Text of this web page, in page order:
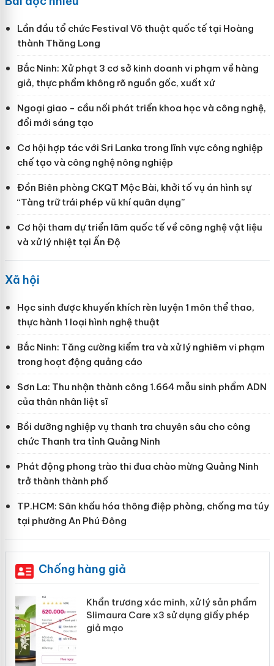
Lần đầu tổ chức Festival Võ thuật quốc tế tại Hoàng
thành Thăng Long
Bắc Ninh: Xử phạt 3 cơ sở kinh doanh vi phạm về hàng
giả, thực phẩm không rõ nguồn gốc, xuất xứ
Ngoại giao - cầu nối phát triển khoa học và công nghệ,
đổi mới sáng tạo
Cơ hội hợp tác với Sri Lanka trong lĩnh vực công nghiệp
chế tạo và công nghệ nông nghiệp
Đồn Biên phòng CKQT Mộc Bài, khởi tố vụ án hình sự
“Tàng trữ trái phép vũ khí quân dụng”
Cơ hội tham dự triển lãm quốc tế về công nghệ vật liệu
và xử lý nhiệt tại Ấn Độ
Xã hội
Học sinh được khuyến khích rèn luyện 1 môn thể thao,
thực hành 1 loại hình nghệ thuật
Bắc Ninh: Tăng cường kiểm tra và xử lý nghiêm vi phạm
trong hoạt động quảng cáo
Sơn La: Thu nhận thành công 1.664 mẫu sinh phẩm ADN
của thân nhân liệt sĩ
Bồi dưỡng nghiệp vụ thanh tra chuyên sâu cho công
chức Thanh tra tỉnh Quảng Ninh
Phát động phong trào thi đua chào mừng Quảng Ninh
trở thành thành phố
TP.HCM: Sân khấu hóa thông điệp phòng, chống ma túy
tại phường An Phú Đông
Chống hàng giả
Khẩn trương xác minh, xử lý sản phẩm
Slimaura Care x3 sử dụng giấy phép
giả mạo